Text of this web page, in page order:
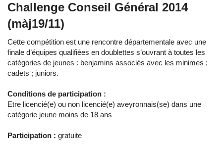
Challenge Conseil Général 2014
(màj19/11)
Cette compétition est une rencontre départementale avec une
finale d’équipes qualifiées en doublettes s’ouvrant à toutes les
catégories de jeunes : benjamins associés avec les minimes ;
cadets ; juniors.
Conditions de participation :
Etre licencié(e) ou non licencié(e) aveyronnais(se) dans une
catégorie jeune moins de 18 ans
Participation : gratuite